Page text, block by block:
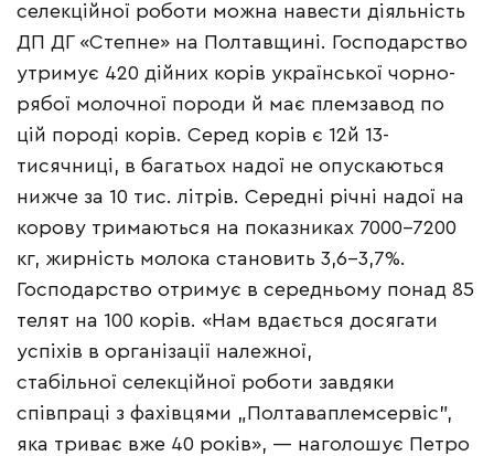
селекційної роботи можна навести діяльність
ДП ДГ «Степне» на Полтавщині. Господарство
утримує 420 дійних корів української чорно-
рябої молочної породи й має племзавод по
цій породі корів. Серед корів є 12й 13-
тисячниці, в багатьох надої не опускаються
нижче за 10 тис. літрів. Середні річні надої на
корову тримаються на показниках 7000–7200
кг, жирність молока становить 3,6–3,7%.
Господарство отримує в середньому понад 85
телят на 100 корів. «Нам вдається досягати
успіхів в організації належної,
стабільної селекційної роботи завдяки
співпраці з фахівцями „Полтаваплемсервіс”,
яка триває вже 40 років», — наголошує Петро